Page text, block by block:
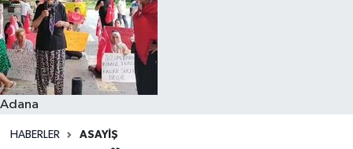
Adana
HABERLER ASAYIŞ
Resmi İlanlar